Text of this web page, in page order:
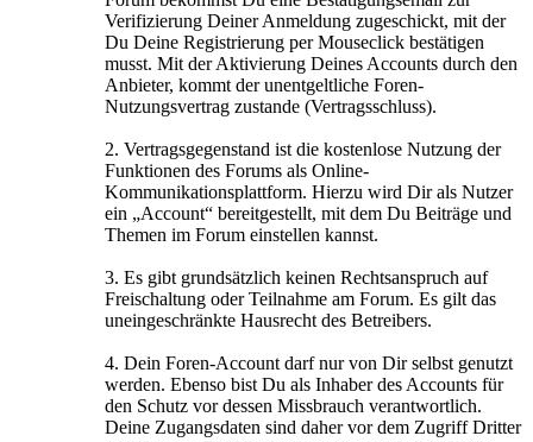
Verifizierung Deiner Anmeldung zugeschickt, mit der
Du Deine Registrierung per Mouseclick bestätigen
musst. Mit der Aktivierung Deines Accounts durch den
Anbieter, kommt der unentgeltliche Foren-
Nutzungsvertrag zustande (Vertragsschluss).
2. Vertragsgegenstand ist die kostenlose Nutzung der
Funktionen des Forums als Online-
Kommunikationsplattform. Hierzu wird Dir als Nutzer
ein „Account“ bereitgestellt, mit dem Du Beiträge und
Themen im Forum einstellen kannst.
3. Es gibt grundsätzlich keinen Rechtsanspruch auf
Freischaltung oder Teilnahme am Forum. Es gilt das
uneingeschränkte Hausrecht des Betreibers.
4. Dein Foren-Account darf nur von Dir selbst genutzt
werden. Ebenso bist Du als Inhaber des Accounts für
den Schutz vor dessen Missbrauch verantwortlich.
Deine Zugangsdaten sind daher vor dem Zugriff Dritter